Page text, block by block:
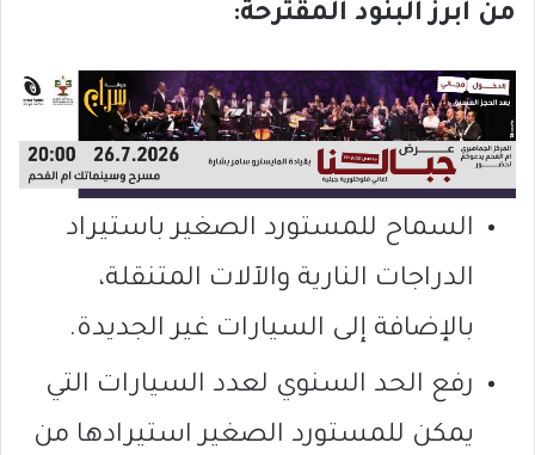
من أبرز البنود المقترحة:
السماح للمستورد الصغير باستيراد
الدراجات النارية والآلات المتنقلة،
بالإضافة إلى السيارات غير الجديدة.
رفع الحد السنوي لعدد السيارات التي
يمكن للمستورد الصغير استيرادها من